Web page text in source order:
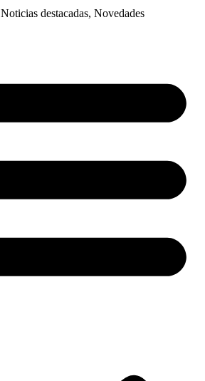
Noticias destacadas, Novedades